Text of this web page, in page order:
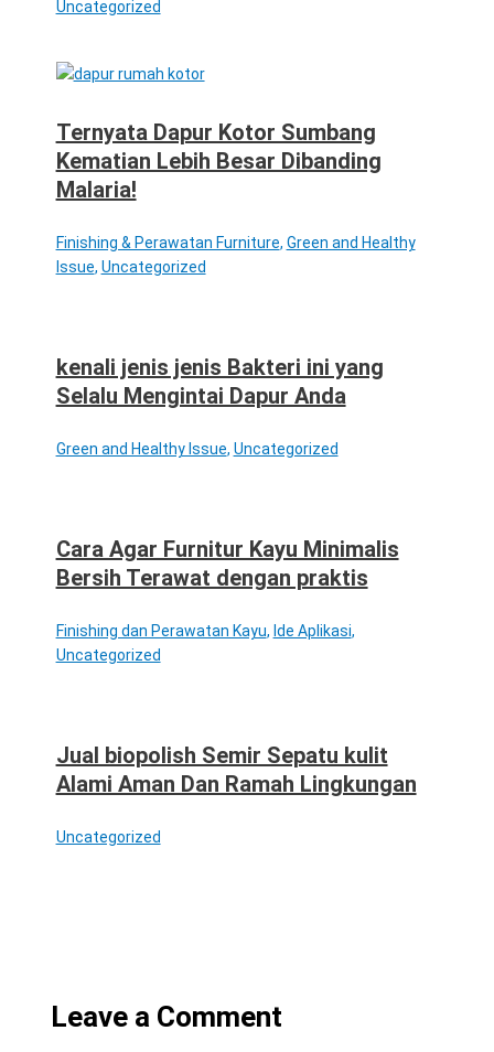
Uncategorized
Ternyata Dapur Kotor Sumbang
Kematian Lebih Besar Dibanding
Malaria!
Finishing & Perawatan Furniture, Green and Healthy
Issue, Uncategorized
kenali jenis jenis Bakteri ini yang
Selalu Mengintai Dapur Anda
Green and Healthy Issue, Uncategorized
Cara Agar Furnitur Kayu Minimalis
Bersih Terawat dengan praktis
Finishing dan Perawatan Kayu, Ide Aplikasi,
Uncategorized
Jual biopolish Semir Sepatu kulit
Alami Aman Dan Ramah Lingkungan
Uncategorized
Leave a Comment